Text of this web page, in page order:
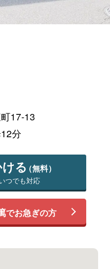
17-13
分
る（無料）
つでも対応
でお急ぎの方